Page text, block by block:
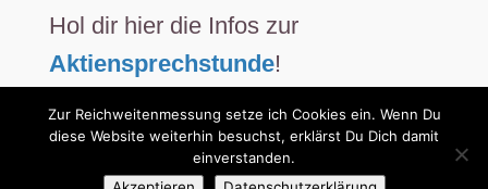
Hol dir hier die Infos zur
Aktiensprechstunde!
Zur Reichweitenmessung setze ich Cookies ein. Wenn Du
diese Website weiterhin besuchst, erklärst Du Dich damit
einverstanden.